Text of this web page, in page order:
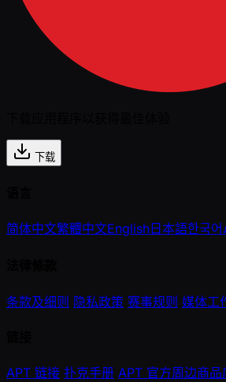
下载
简体中文繁體中文English 日本語한국어
条款及细则 隐私政策 赛事规则 媒体工
APT 链接 扑克手册 APT 官方周边商品